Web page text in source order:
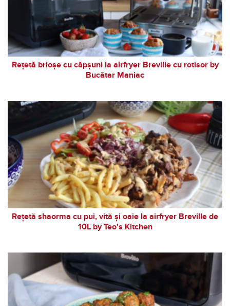
Rețetă brioșe cu căpșuni la airfryer Breville cu rotisor by
Bucătar Maniac
Rețetă shaorma cu pui, vită și oaie la airfryer Breville de
10L by Teo's Kitchen